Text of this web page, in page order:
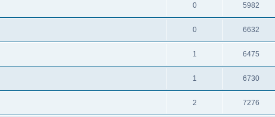
0 5982
0 6632
1 6475
1 6730
2 7276